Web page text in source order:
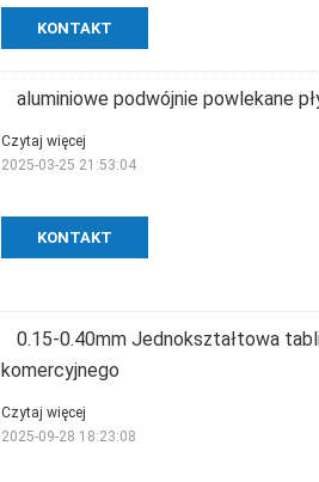
KONTAKT
aluminiowe podwójnie powlekane
KONTAKT
Czytaj więcej
2025-03-25 21:53:04
0.15-0.40mm Jednokształtowa
komercyjnego
Czytaj więcej
2025-09-28 18:23:08